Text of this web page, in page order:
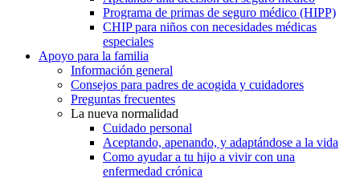
Programa de primas de seguro médico (HIPP)
CHIP para niños con necesidades médicas
especiales
Apoyo para la familia
Información general
Consejos para padres de acogida y cuidadores
Preguntas frecuentes
La nueva normalidad
Cuidado personal
Aceptando, apenando, y adaptándose a la vida
Como ayudar a tu hijo a vivir con una
enfermedad crónica